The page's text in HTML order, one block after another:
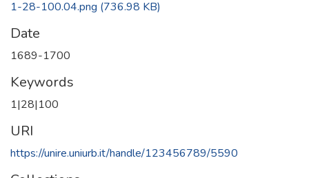
1-28-100.04.png (736.98 KB)
Date
1689-1700
Keywords
1|28|100
URI
https://unire.uniurb.it/handle/123456789/5590